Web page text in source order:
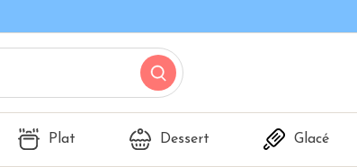
Plat Dessert Glacé